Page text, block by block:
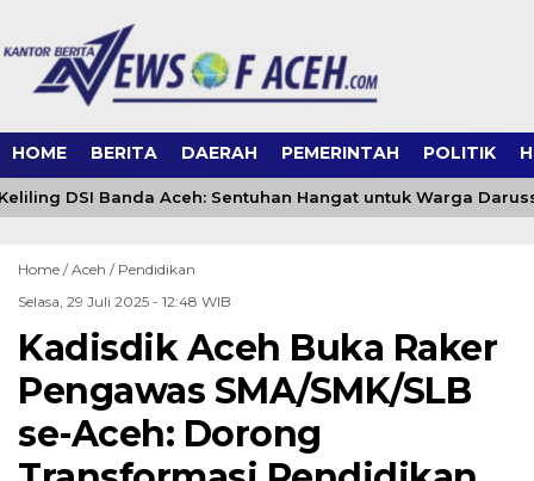
HOME BERITA DAERAH PEMERINTAH POLITIK
DSI Banda Aceh: Sentuhan Hangat untuk Warga
Home /Aceh / Pendidikan
Selasa, 29 Juli 2025 - 12:48 WIB
Kadisdik Aceh Buka Raker
Pengawas SMA/SMK/SLB
se-Aceh: Dorong